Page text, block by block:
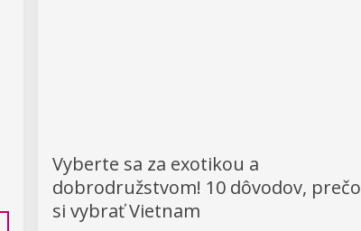
Vyberte sa za exotikou a
dobrodružstvom! 10 dôvodov, prečo
si vybrať Vietnam